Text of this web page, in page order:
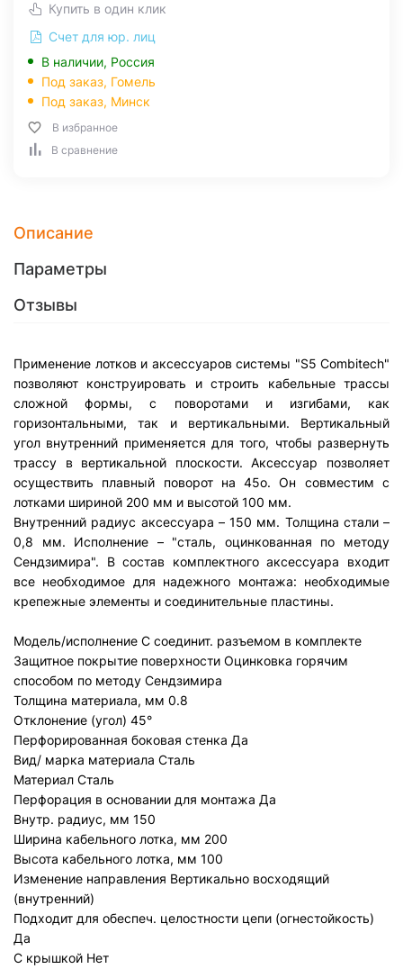
Купить в один клик
Счет для юр. лиц
В наличии, Россия
Под заказ, Гомель
Под заказ, Минск
В избранное
В сравнение
Описание
Параметры
Отзывы
Применение лотков и аксессуаров системы "S5 Combitech"
позволяют конструировать и строить кабельные трассы
сложной формы, с поворотами и изгибами, как
горизонтальными, так и вертикальными. Вертикальный
угол внутренний применяется для того, чтобы развернуть
трассу в вертикальной плоскости. Аксессуар позволяет
осуществить плавный поворот на 45о. Он совместим с
лотками шириной 200 мм и высотой 100 мм.
Внутренний радиус аксессуара – 150 мм. Толщина стали –
0,8 мм. Исполнение – "сталь, оцинкованная по методу
Сендзимира". В состав комплектного аксессуара входит
все необходимое для надежного монтажа: необходимые
крепежные элементы и соединительные пластины.
Модель/исполнение С соединит. разъемом в комплекте
Защитное покрытие поверхности Оцинковка горячим
способом по методу Сендзимира
Толщина материала, мм 0.8
Отклонение (угол) 45°
Перфорированная боковая стенка Да
Вид/ марка материала Сталь
Материал Сталь
Перфорация в основании для монтажа Да
Внутр. радиус, мм 150
Ширина кабельного лотка, мм 200
Высота кабельного лотка, мм 100
Изменение направления Вертикально восходящий
(внутренний)
Подходит для обеспеч. целостности цепи (огнестойкость)
Да
С крышкой Нет